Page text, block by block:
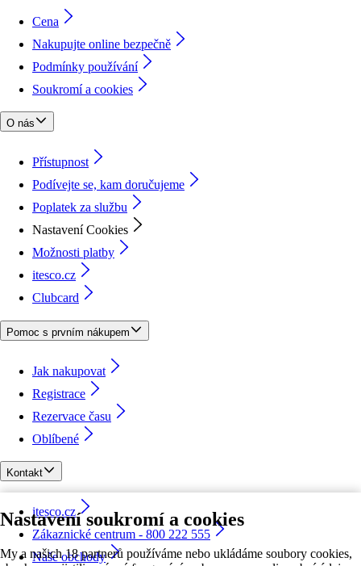
Nastavení soukromí a cookies
My a našich 18 partnerů používáme nebo ukládáme soubory cookies,
Cena
Nakupujte online bezpečně
Podmínky používání
Soukromí a cookies
O nás
Přístupnost
Podívejte se, kam doručujeme
Poplatek za službu
Nastavení Cookies
Možnosti platby
itesco.cz
Clubcard
Pomoc s prvním nákupem
Jak nakupovat
Registrace
Rezervace času
Oblíbené
Kontakt
itesco.cz
Zákaznické centrum - 800 222 555
Naše obchody